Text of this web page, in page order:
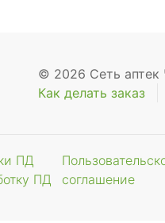
© 2026 Сеть аптек
Как делать заказ
ПД
ПД
соглашение